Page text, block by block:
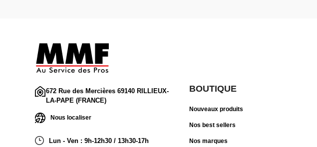
672 Rue des Mercières 69140 RILLIEUX-
LA-PAPE (FRANCE)
Nous localiser
Lun - Ven : 9h-12h30 / 13h30-17h
BOUTIQUE
Nouveaux produits
Nos best sellers
Nos marques